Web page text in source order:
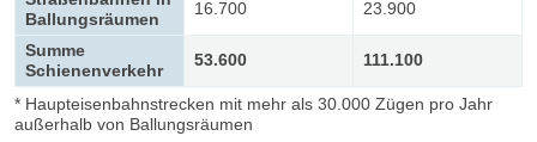
Ballungsräumen
16.700 23.900
Summe
Schienenverkehr
53.600 111.100
* Haupteisenbahnstrecken mit mehr als 30.000 Zügen pro Jahr
außerhalb von Ballungsräumen